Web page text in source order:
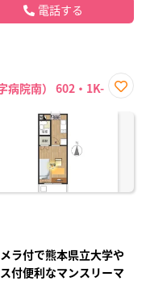
電話する
病院南） 602・1K-
に入
ラ付で熊本県立大学や
付便利なマンスリーマ